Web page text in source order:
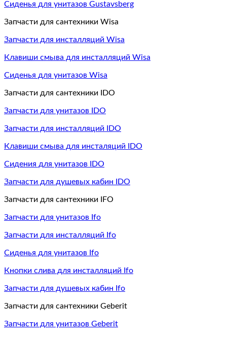
Сиденья для унитазов Gustavsberg
Запчасти для сантехники Wisa
Запчасти для инсталляций Wisa
Клавиши смыва для инсталляций Wisa
Сиденья для унитазов Wisa
Запчасти для сантехники IDO
Запчасти для унитазов IDO
Запчасти для инсталляций IDO
Клавиши смыва для инсталяций IDO
Сидения для унитазов IDO
Запчасти для душевых кабин IDO
Запчасти для сантехники IFO
Запчасти для унитазов Ifo
Запчасти для инсталляций Ifo
Сиденья для унитазов Ifo
Кнопки слива для инсталляций Ifo
Запчасти для душевых кабин Ifo
Запчасти для сантехники Geberit
Запчасти для унитазов Geberit